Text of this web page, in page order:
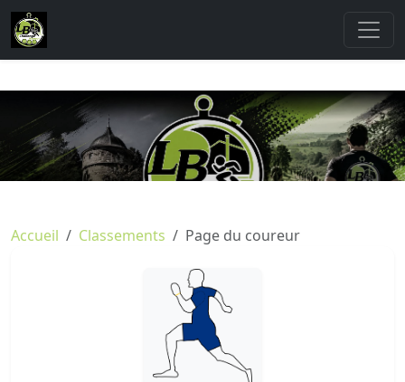
Accueil Classements Page du coureur